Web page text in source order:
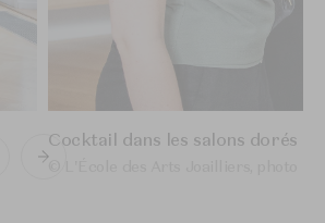
Cocktail dans les salons dorés